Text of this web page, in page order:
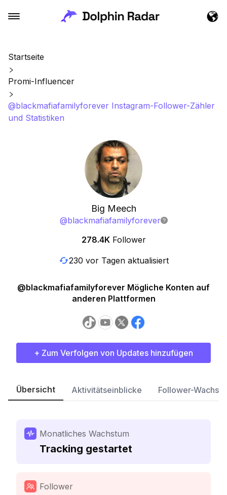
Startseite
Promi-Influencer
@blackmafiafamilyforever Instagram-Follower-Zähler
und Statistiken
Big Meech
@blackmafiafamilyforever
278.4K Follower
230 vor Tagen aktualisiert
@blackmafiafamilyforever Mögliche Konten auf
anderen Plattformen
+ Zum Verfolgen von Updates hinzufügen
Übersicht Aktivitätseinblicke Follower-
Monatliches Wachstum
Tracking gestartet
Follower